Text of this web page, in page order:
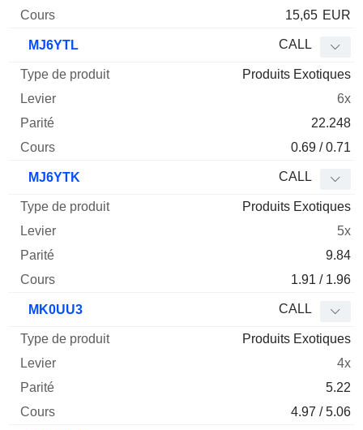
15,65 EUR
MJ6YTL CALL
Produits Exotiques
6x
22.248
0.69 / 0.71
MJ6YTK CALL
Produits Exotiques
5x
9.84
1.91 / 1.96
MK0UU3 CALL
Produits Exotiques
4x
5.22
4.97 / 5.06